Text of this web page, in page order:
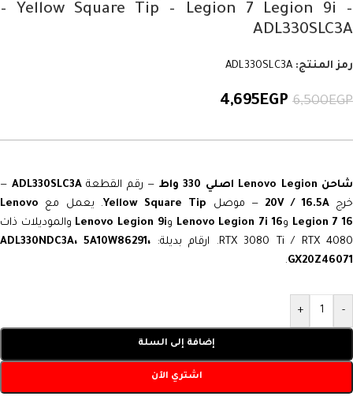
– Yellow Square Tip – Legion 7 Legion 9i –
ADL330SLC3A
رمز المنتج: ADL330SLC3A
6,500EGP
4,695EGP
شاحن Lenovo Legion اصلي 330 واط — رقم القطعةADL330SLC3A
—
خرج20V / 16.5A — موصل Yellow Square Tip. يعمل مع Lenovo
Legion 7 16 وLenovo Legion 7i 16 وLenovo Legion 9i والموديلات ذات
RTX 3080 Ti / RTX 4080. ارقام بديلة:
ADL330NDC3A، 5A10W86291،
GX20Z46071
.
-
+
إضافة إلى السلة
اشتري الآن